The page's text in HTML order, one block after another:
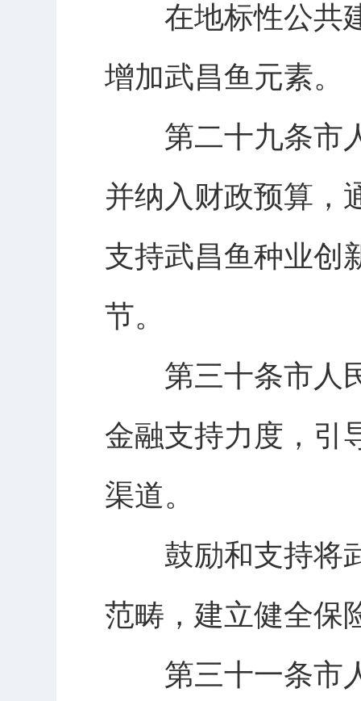
在地标性公共建
增加武昌鱼元素。
第二十九条市人
并纳入财政预算，
支持武昌鱼种业创
节。
第三十条市人民
金融支持力度，引
渠道。
鼓励和支持将武
范畴，建立健全保
第三十一条市人